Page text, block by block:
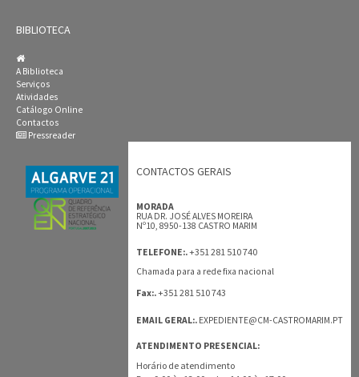
BIBLIOTECA
A Biblioteca
Serviços
Atividades
Catálogo Online
Contactos
Pressreader
CONTACTOS GERAIS
MORADA
RUA DR. JOSÉ ALVES MOREIRA
Nº10, 8950-138 CASTRO MARIM
TELEFONE:.+351 281 510 740
Chamada para a rede fixa nacional
Fax:.+351 281 510 743
EMAIL GERAL:. EXPEDIENTE@CM-CASTROMARIM.PT
ATENDIMENTO PRESENCIAL:
Horário de atendimento